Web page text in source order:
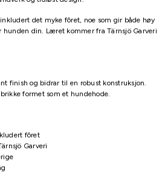
det myke fôret, noe som gir både høy
hunden din. Læret kommer fra Tärnsjö Garveri
finish og bidrar til en robust konstruksjon.
formet som et hundehode.
fôret
Garveri